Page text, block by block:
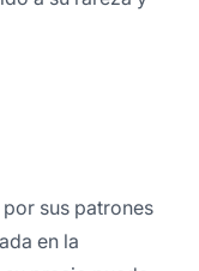
sus patrones
en la